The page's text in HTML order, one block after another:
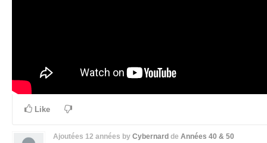
Like
Ajoutées 12 années by Cybernard de Années 40 & 50